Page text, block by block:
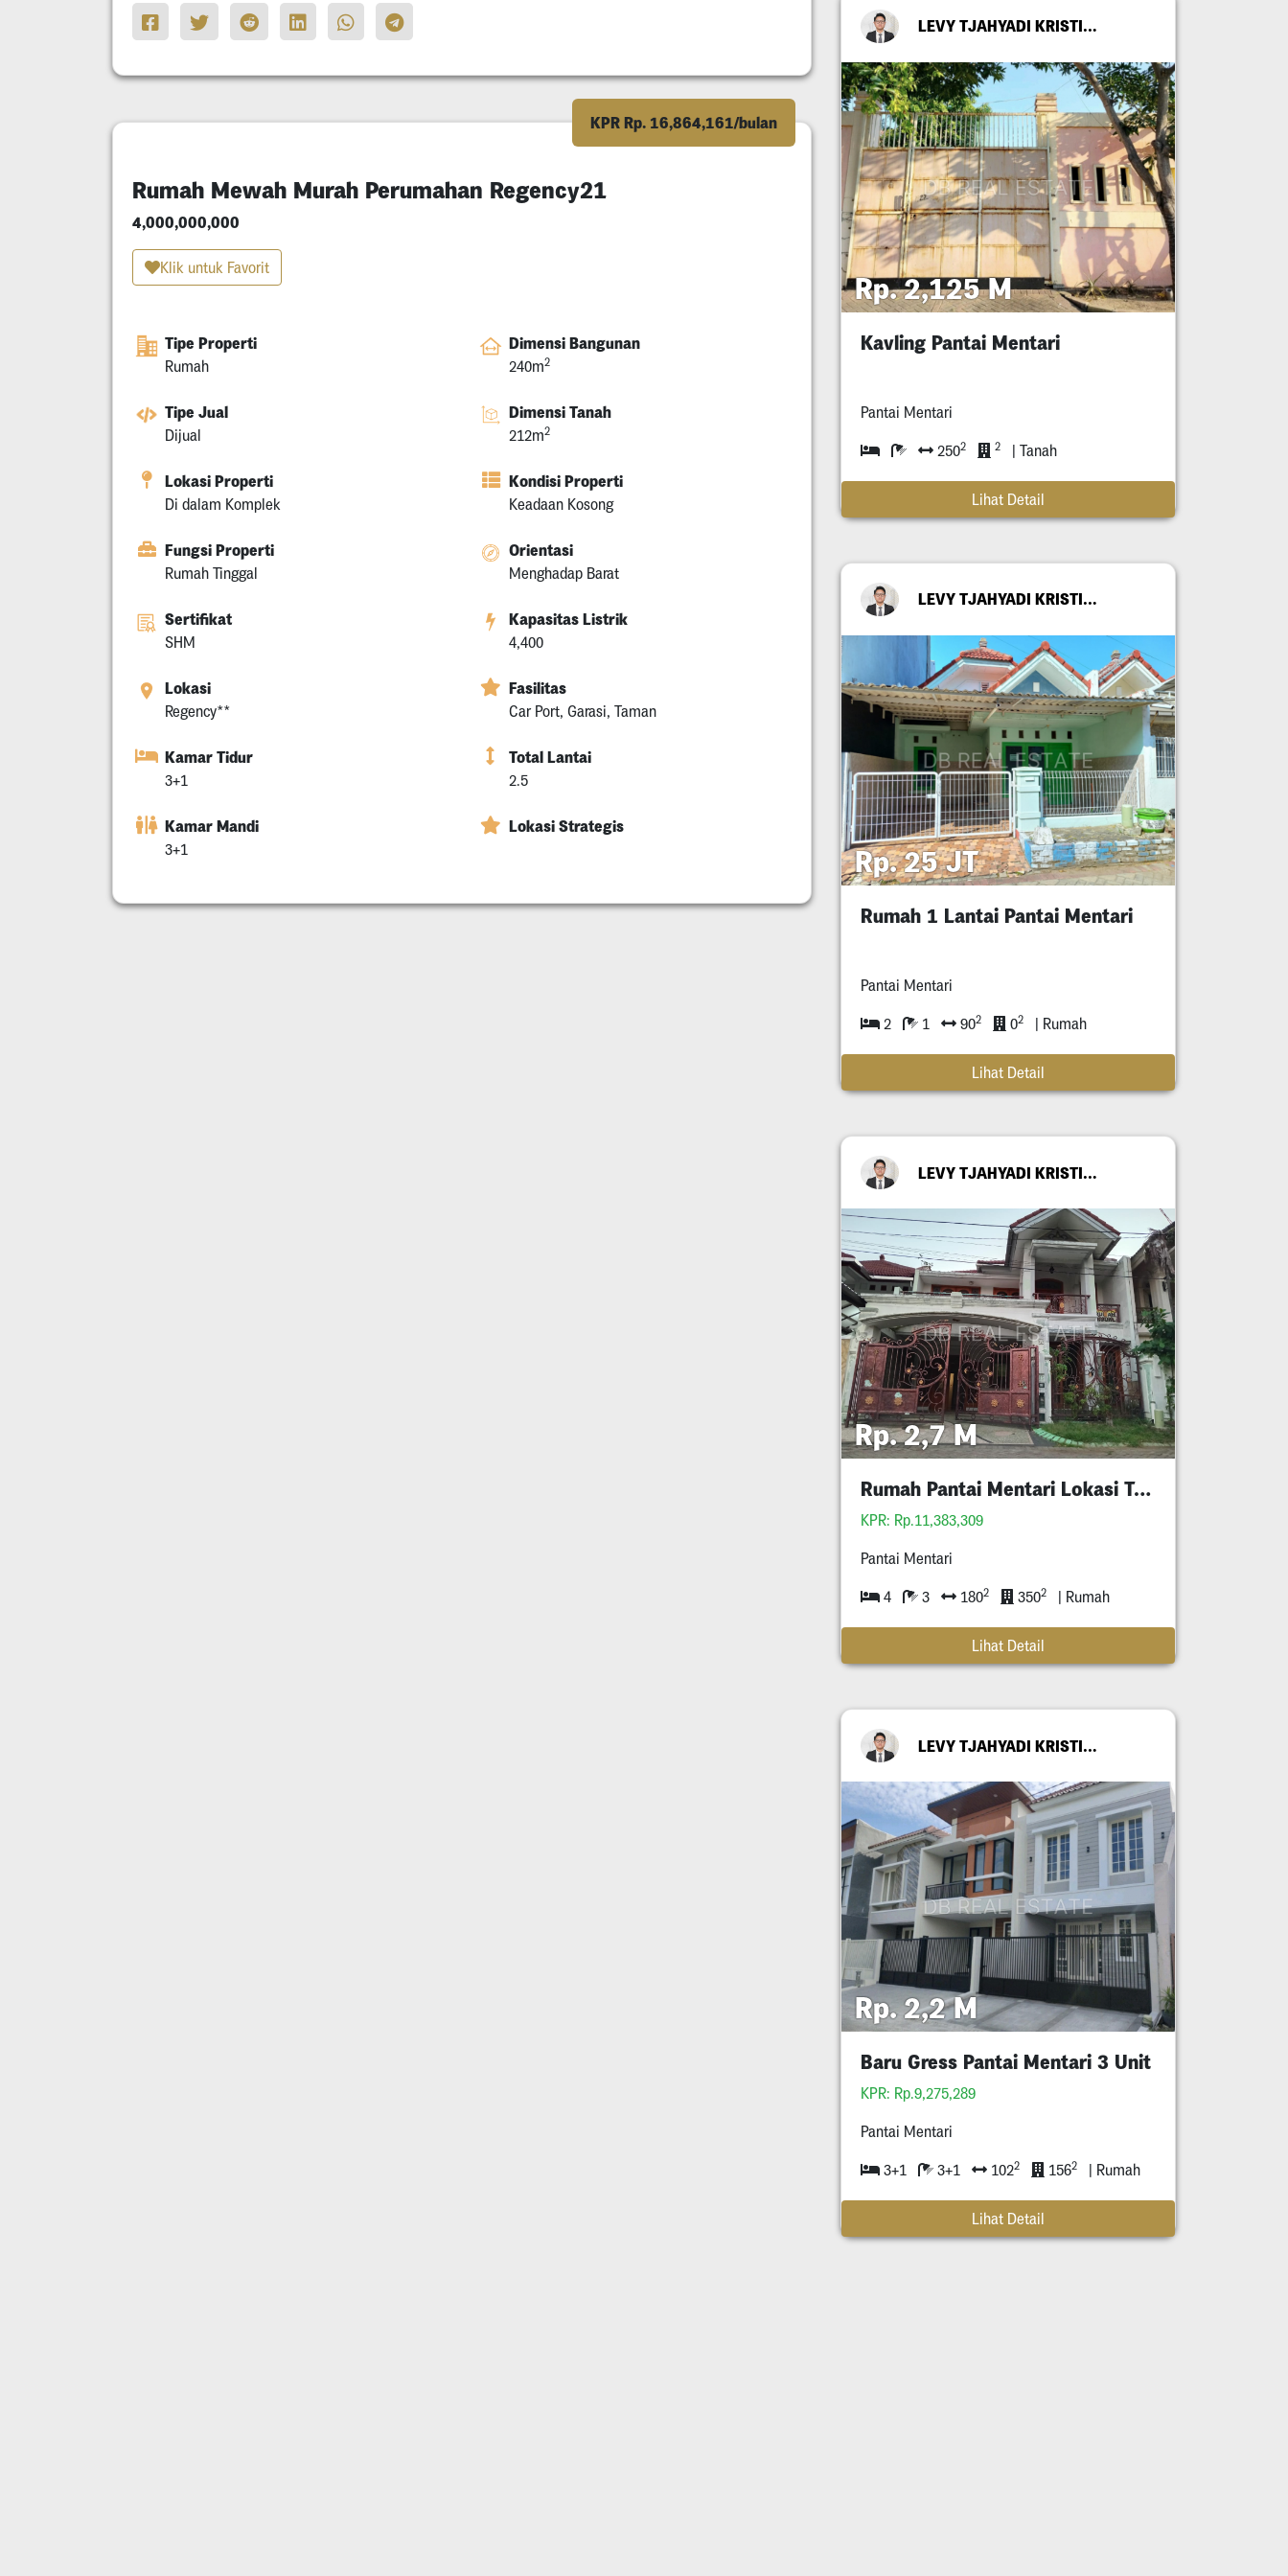
KPR Rp. 16,864,161/bulan
Rumah Mewah Murah Perumahan Regency21
4,000,000,000
Klik untuk Favorit
Tipe Properti
Rumah
Dimensi Bangunan
240m2
Tipe Jual
Dijual
Dimensi Tanah
212m2
Lokasi Properti
Di dalam Komplek
Kondisi Properti
Keadaan Kosong
Fungsi Properti
Rumah Tinggal
Orientasi
Menghadap Barat
Sertifikat
SHM
Kapasitas Listrik
4,400
Lokasi
Regency**
Fasilitas
Car Port, Garasi, Taman
Kamar Tidur
3+1
Total Lantai
2.5
Kamar Mandi
3+1
Lokasi Strategis
LEVY TJAHYADI KRISTIANTO OETOMO
Rp. 2,125 M
Kavling Pantai Mentari
Pantai Mentari
2502 2 | Tanah
Lihat Detail
LEVY TJAHYADI KRISTIANTO OETOMO
Rp. 25 JT
Rumah 1 Lantai Pantai Mentari
Pantai Mentari
2 1 902 02 | Rumah
Lihat Detail
LEVY TJAHYADI KRISTIANTO OETOMO
Rp. 2,7 M
Rumah Pantai Mentari Lokasi Terdepan
KPR: Rp.11,383,309
Pantai Mentari
4 3 1802 3502 | Rumah
Lihat Detail
LEVY TJAHYADI KRISTIANTO OETOMO
Rp. 2,2 M
Baru Gress Pantai Mentari 3 Unit
KPR: Rp.9,275,289
Pantai Mentari
3+1 3+1 1022 1562 | Rumah
Lihat Detail